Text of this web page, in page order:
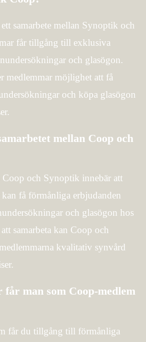
samarbete mellan Synoptik och
får tillgång till exklusiva
och glasögon.
medlemmar möjlighet att få
och köpa glasögon
mellan Coop och
Coop och Synoptik innebär att
få förmånliga erbjudanden
och glasögon hos
samarbeta kan Coop och
kvalitativ synvård
man som Coop-medlem
får du tillgång till förmånliga